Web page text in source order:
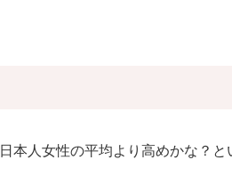
本人女性の平均より高めかな？と